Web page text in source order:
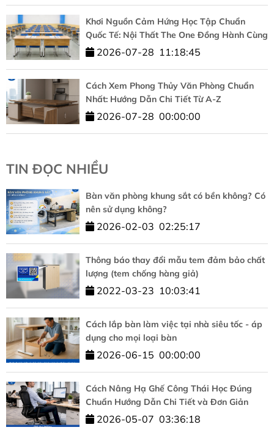
Khơi Nguồn Cảm Hứng Học Tập Chuẩn
Quốc Tế: Nội Thất The One Đồng Hành Cùng
HUFLIT
2026-07-28 11:18:45
Cách Xem Phong Thủy Văn Phòng Chuẩn
Nhất: Hướng Dẫn Chi Tiết Từ A-Z
2026-07-28 00:00:00
TIN ĐỌC NHIỀU
Bàn văn phòng khung sắt có bền không? Có
nên sử dụng không?
2026-02-03 02:25:17
Thông báo thay đổi mẫu tem đảm bảo chất
lượng (tem chống hàng giả)
2022-03-23 10:03:41
Cách lắp bàn làm việc tại nhà siêu tốc - áp
dụng cho mọi loại bàn
2026-06-15 00:00:00
Cách Nâng Hạ Ghế Công Thái Học Đúng
Chuẩn Hướng Dẫn Chi Tiết và Đơn Giản
2026-05-07 03:36:18